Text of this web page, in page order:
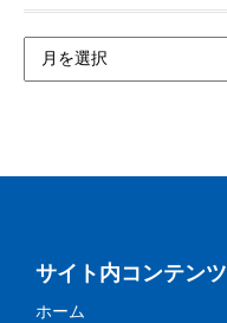
サイト内コンテンツ
ホーム